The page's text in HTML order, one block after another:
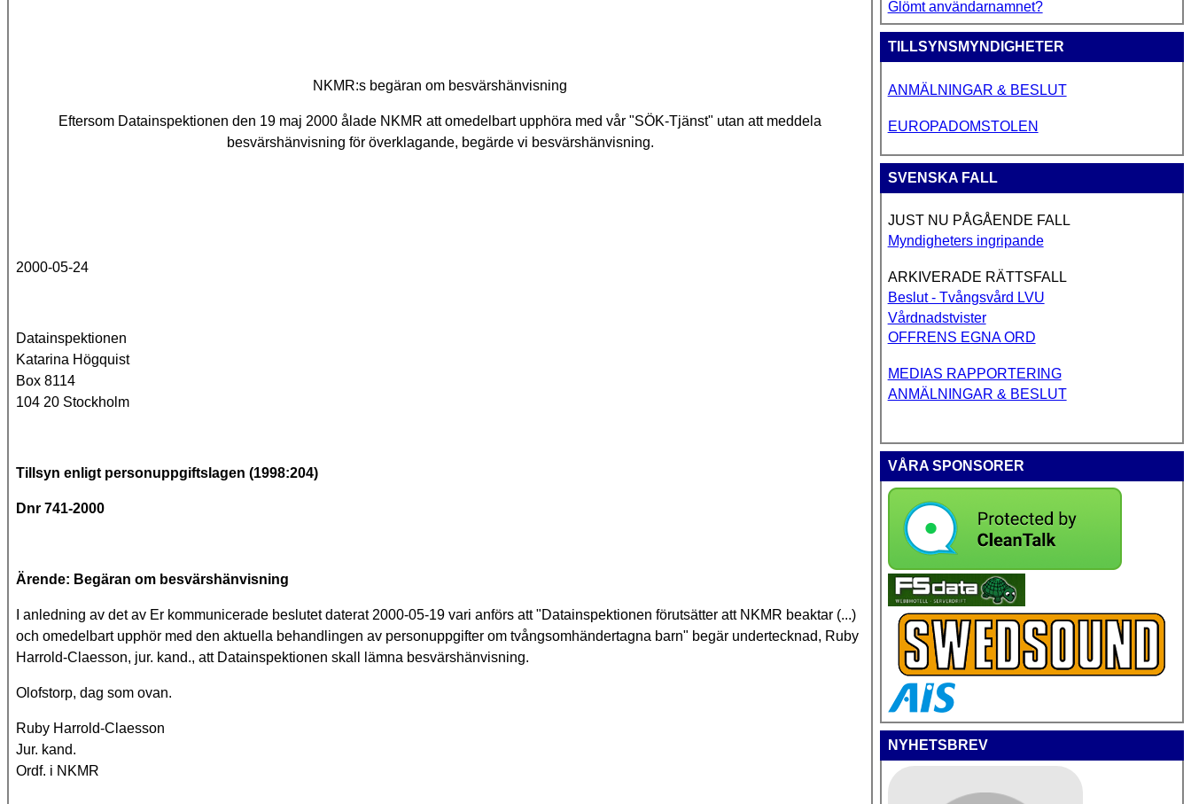
NKMR:s begäran om besvärshänvisning
Eftersom Datainspektionen den 19 maj 2000 ålade NKMR att omedelbart upphöra med vår "SÖK-Tjänst" utan att meddela
besvärshänvisning för överklagande, begärde vi besvärshänvisning.
2000-05-24
Datainspektionen
Katarina Högquist
Box 8114
104 20 Stockholm
Tillsyn enligt personuppgiftslagen (1998:204)
Dnr 741-2000
Ärende: Begäran om besvärshänvisning
I anledning av det av Er kommunicerade beslutet daterat 2000-05-19 vari anförs att "Datainspektionen förutsätter att NKMR beaktar (...)
och omedelbart upphör med den aktuella behandlingen av personuppgifter om tvångsomhändertagna barn" begär undertecknad, Ruby
Harrold-Claesson, jur. kand., att Datainspektionen skall lämna besvärshänvisning.
Olofstorp, dag som ovan.
Ruby Harrold-Claesson
Jur. kand.
Ordf. i NKMR
Glömt användarnamnet?
TILLSYNSMYNDIGHETER
ANMÄLNINGAR & BESLUT
EUROPADOMSTOLEN
SVENSKA FALL
JUST NU PÅGÅENDE FALL
Myndigheters ingripande
ARKIVERADE RÄTTSFALL
Beslut - Tvångsvård LVU
Vårdnadstvister
OFFRENS EGNA ORD
MEDIAS RAPPORTERING
ANMÄLNINGAR & BESLUT
VÅRA SPONSORER
NYHETSBREV